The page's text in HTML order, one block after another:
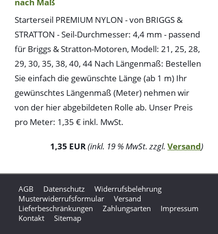
Starterseil PREMIUM NYLON - von BRIGGS &
STRATTON - Seil-Durchmesser: 4,4 mm - passend
für Briggs & Stratton-Motoren, Modell: 21, 25, 28,
29, 30, 35, 38, 40, 44 Nach Längenmaß: Bestellen
Sie einfach die gewünschte Länge (ab 1 m) Ihr
gewünschtes Längenmaß (Meter) nehmen wir
von der hier abgebildeten Rolle ab. Unser Preis
pro Meter: 1,35 € inkl. MwSt.
1,35 EUR(inkl. 19 % MwSt. zzgl. Versand)
AGB Datenschutz
Widerrufsbelehrung
Musterwiderrufsformular
Versand
Lieferbeschränkungen
Zahlungsarten
Impressum
Kontakt
Sitemap